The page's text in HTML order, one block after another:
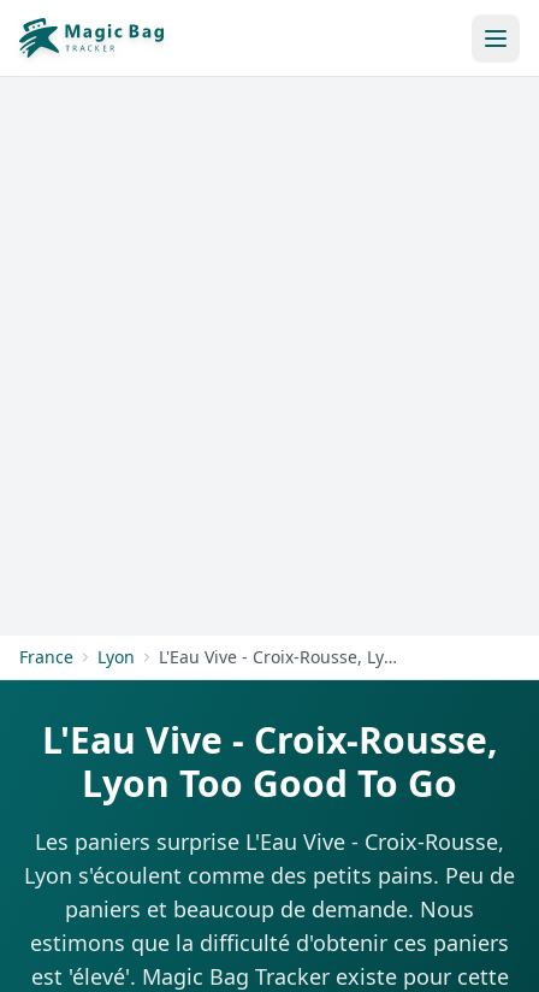
France Lyon L'Eau Vive - Croix-Rousse, Lyon
L'Eau Vive - Croix-Rousse,
Lyon Too Good To Go
Les paniers surprise L'Eau Vive - Croix-Rousse,
Lyon s'écoulent comme des petits pains. Peu de
paniers et beaucoup de demande. Nous
estimons que la difficulté d'obtenir ces paniers
est 'élevé'. Magic Bag Tracker existe pour cette